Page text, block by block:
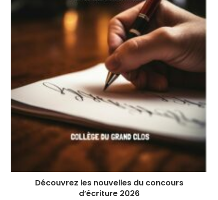
Découvrez les nouvelles du concours
d’écriture 2026